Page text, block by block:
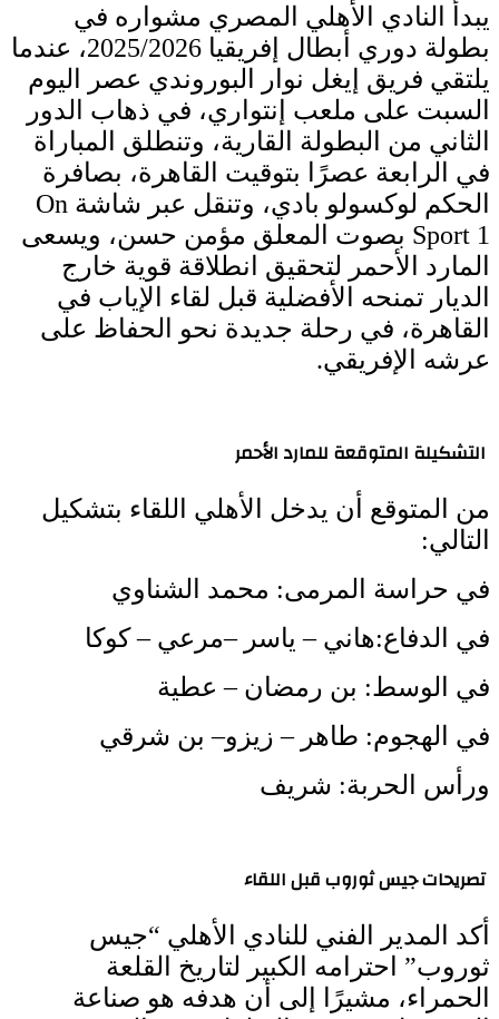
يبدأ النادي الأهلي المصري مشواره في
بطولة دوري أبطال إفريقيا 2025/2026، عندما
يلتقي فريق إيغل نوار البوروندي عصر اليوم
السبت على ملعب إنتواري، في ذهاب الدور
الثاني من البطولة القارية، وتنطلق المباراة
في الرابعة عصرًا بتوقيت القاهرة، بصافرة
الحكم لوكسولو بادي، وتنقل عبر شاشة On
Sport 1 بصوت المعلق مؤمن حسن، ويسعى
المارد الأحمر لتحقيق انطلاقة قوية خارج
الديار تمنحه الأفضلية قبل لقاء الإياب في
القاهرة، في رحلة جديدة نحو الحفاظ على
عرشه الإفريقي.
التشكيلة المتوقعة للمارد الأحمر
من المتوقع أن يدخل الأهلي اللقاء بتشكيل
التالي:
في حراسة المرمى: محمد الشناوي
في الدفاع:هاني – ياسر –مرعي – كوكا
في الوسط: بن رمضان – عطية
في الهجوم: طاهر – زيزو– بن شرقي
ورأس الحربة: شريف
تصريحات جيس ثوروب قبل اللقاء
أكد المدير الفني للنادي الأهلي “جيس
ثوروب” احترامه الكبير لتاريخ القلعة
الحمراء، مشيرًا إلى أن هدفه هو صناعة